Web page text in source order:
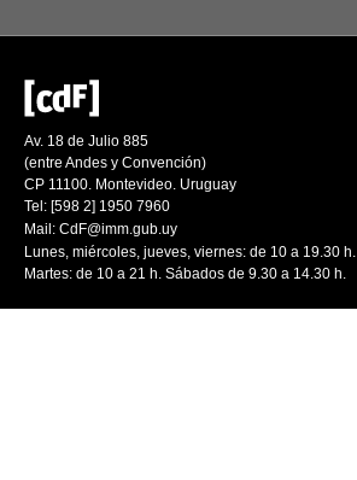
Av. 18 de Julio 885
(entre Andes y Convención)
CP 11100. Montevideo. Uruguay
Tel: [598 2] 1950 7960
Mail: CdF@imm.gub.uy
Lunes, miércoles, jueves, viernes: de 10 a 19.30 h.
Martes: de 10 a 21 h. Sábados de 9.30 a 14.30 h.